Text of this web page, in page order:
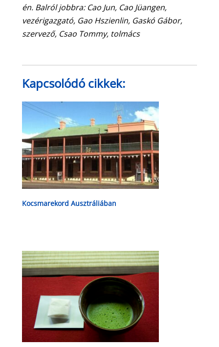
én. Balról jobbra: Cao Jun, Cao Jüangen,
vezérigazgató, Gao Hszienlin, Gaskó Gábor,
szervező, Csao Tommy, tolmács
Kapcsolódó cikkek:
Kocsmarekord Ausztráliában